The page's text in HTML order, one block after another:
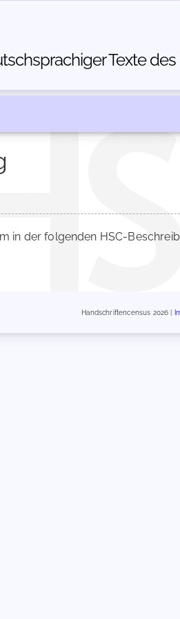
Texte
in der folgenden HSC-
Handschriftencensus 2026 |